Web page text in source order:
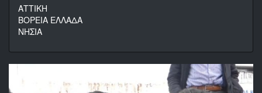
ΑΤΤΙΚΗ
ΒΟΡΕΙΑ ΕΛΛΑΔΑ
ΝΗΣΙΑ